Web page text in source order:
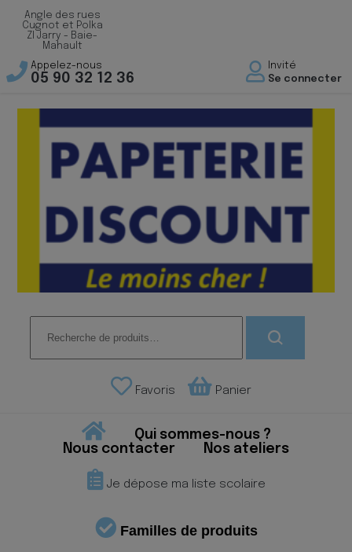
Angle des rues
Cugnot et Polka
ZI Jarry - Baie-
Mahault
Appelez-nous
05 90 32 12 36
Invité
Se connecter
pour :
Favoris Panier
Qui sommes-nous ?
Nous contacter
Nos ateliers
Je dépose ma liste scolaire
Familles de produits